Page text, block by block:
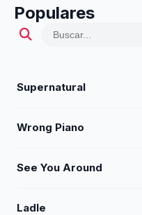
Populares
Supernatural
Wrong Piano
See You Around
Ladle